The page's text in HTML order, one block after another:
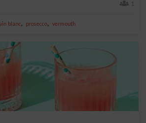
1
vin blanc, prosecco, vermouth